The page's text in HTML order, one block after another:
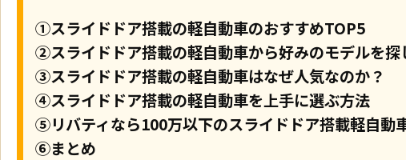
①スライドドア搭載の軽自動車のおすすめTOP5
②スライドドア搭載の軽自動車から好みのモデルを探
③スライドドア搭載の軽自動車はなぜ人気なのか？
④スライドドア搭載の軽自動車を上手に選ぶ方法
⑤リバティなら100万以下のスライドドア搭載軽自動
⑥まとめ